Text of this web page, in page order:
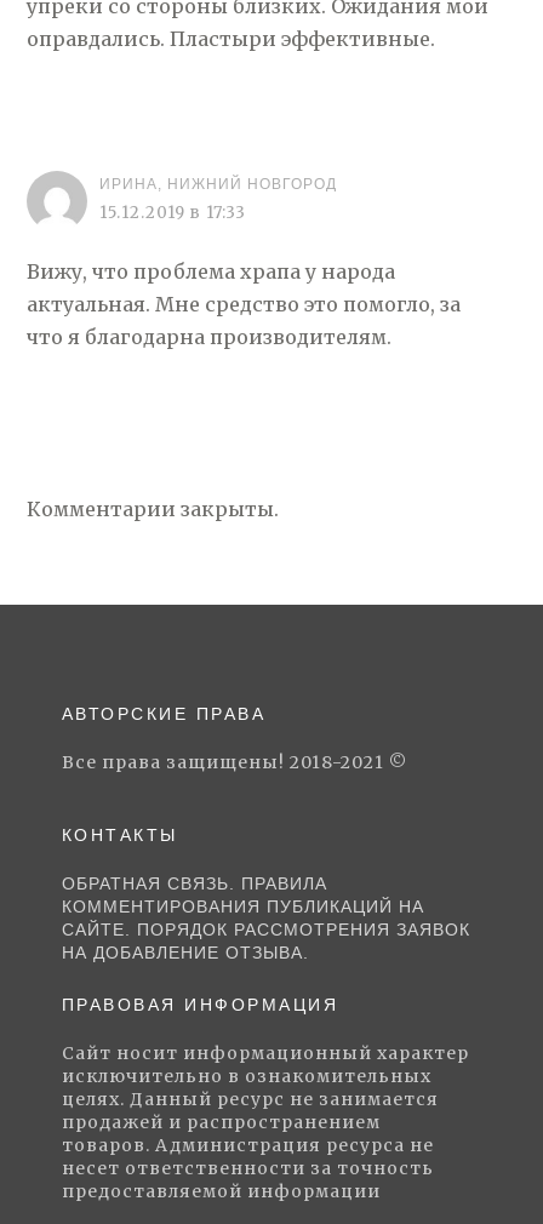
упреки со стороны близких. Ожидания мои
оправдались. Пластыри эффективные.
ИРИНА, НИЖНИЙ НОВГОРОД
15.12.2019 в 17:33
Вижу, что проблема храпа у народа
актуальная. Мне средство это помогло, за
что я благодарна производителям.
Комментарии закрыты.
АВТОРСКИЕ ПРАВА
Все права защищены! 2018-2021 ©
КОНТАКТЫ
ОБРАТНАЯ СВЯЗЬ. ПРАВИЛА
КОММЕНТИРОВАНИЯ ПУБЛИКАЦИЙ НА
САЙТЕ. ПОРЯДОК РАССМОТРЕНИЯ ЗАЯВОК
НА ДОБАВЛЕНИЕ ОТЗЫВА.
ПРАВОВАЯ ИНФОРМАЦИЯ
Сайт носит информационный характер
исключительно в ознакомительных
целях. Данный ресурс не занимается
продажей и распространением
товаров. Администрация ресурса не
несет ответственности за точность
предоставляемой информации